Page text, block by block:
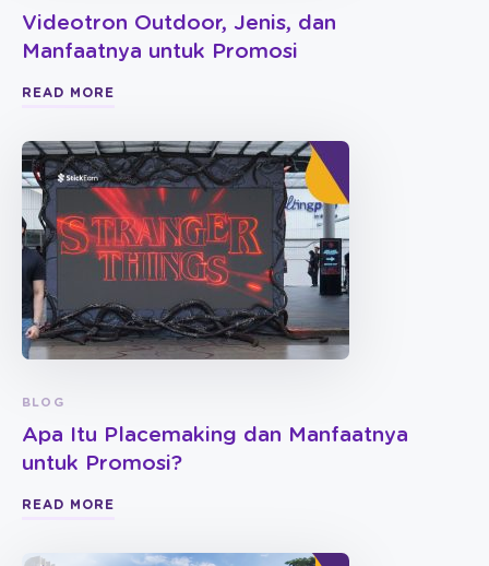
Videotron Outdoor, Jenis, dan
Manfaatnya untuk Promosi
READ MORE
BLOG
Apa Itu Placemaking dan Manfaatnya
untuk Promosi?
READ MORE